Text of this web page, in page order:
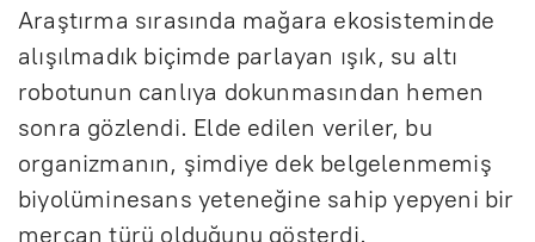
Araştırma sırasında mağara ekosisteminde
alışılmadık biçimde parlayan ışık, su altı
robotunun canlıya dokunmasından hemen
sonra gözlendi. Elde edilen veriler, bu
organizmanın, şimdiye dek belgelenmemiş
biyolüminesans yeteneğine sahip yepyeni bir
mercan türü olduğunu gösterdi.